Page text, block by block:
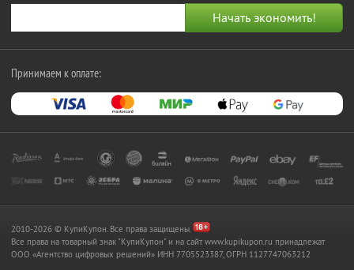
Принимаем к оплате:
2010-2026 © КупиКупон. Все права защищены.
Все права на товарный знак "КупиКупон" и на сайт www.kupikupon.ru принадлежат
OOO «Агентство цифровых решений» ИНН 7705523387, ОГРН 1127747063212